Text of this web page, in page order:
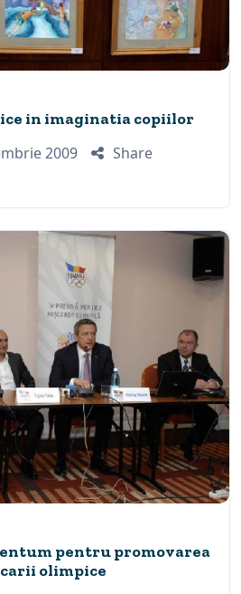
in imaginatia copiilor
2009
Share
pentru promovarea
olimpice